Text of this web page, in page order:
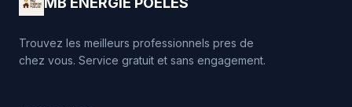
Trouvez les meilleurs professionnels pres de
chez vous. Service gratuit et sans engagement.